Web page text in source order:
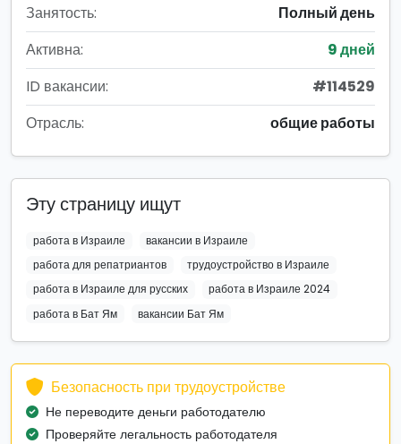
Занятость:
Полный день
Активна:
9 дней
ID вакансии:
#114529
Отрасль:
общие работы
Эту страницу ищут
работа в Израиле
вакансии в Израиле
работа для репатриантов
трудоустройство в Израиле
работа в Израиле для русских
работа в Израиле 2024
работа в Бат Ям
вакансии Бат Ям
Безопасность при трудоустройстве
Не переводите деньги работодателю
Проверяйте легальность работодателя